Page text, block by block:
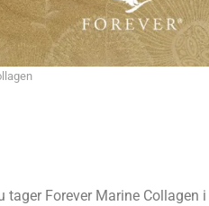
tager Forever Marine Collagen i